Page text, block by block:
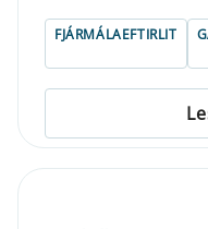
FJÁRMÁLAEFTIRLIT